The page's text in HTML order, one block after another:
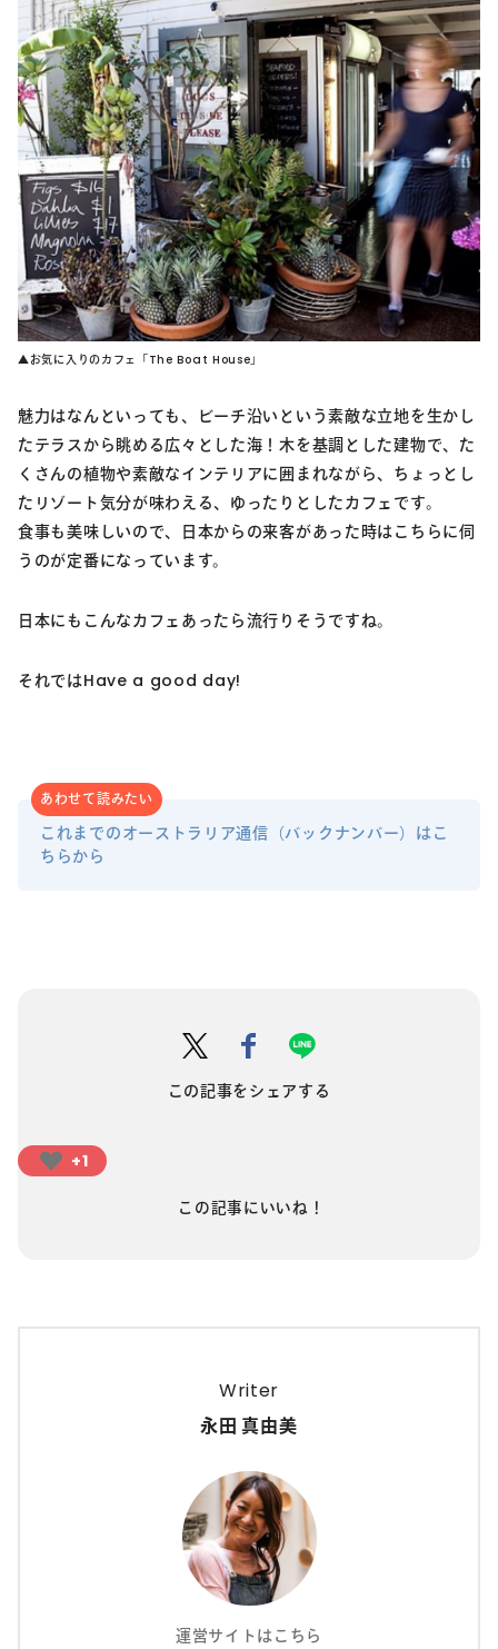
▲お気に入りのカフェ「The Boat House」
魅力はなんといっても、ビーチ沿いという素敵な立地を生かし
たテラスから眺める広々とした海！木を基調とした建物で、た
くさんの植物や素敵なインテリアに囲まれながら、ちょっとし
たリゾート気分が味わえる、ゆったりとしたカフェです。
食事も美味しいので、日本からの来客があった時はこちらに伺
うのが定番になっています。
日本にもこんなカフェあったら流行りそうですね。
それではHave a good day!
あわせて読みたい
これまでのオーストラリア通信（バックナンバー）はこ
ちらから
この記事をシェアする
+1
この記事にいいね！
Writer
永田 真由美
運営サイトはこちら